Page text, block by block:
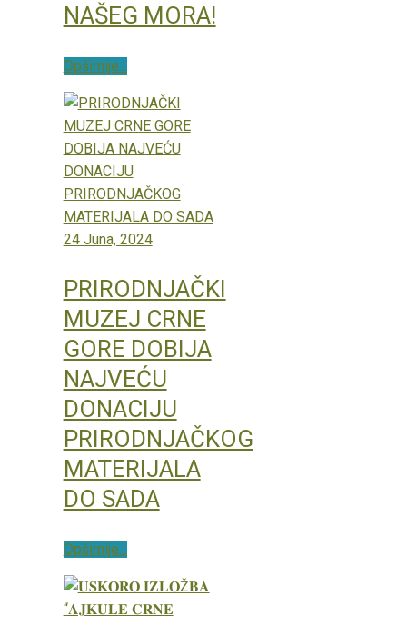
NAŠEG MORA!
Opširnije...
24 Juna, 2024
PRIRODNJAČKI
MUZEJ CRNE
GORE DOBIJA
NAJVEĆU
DONACIJU
PRIRODNJAČKOG
MATERIJALA
DO SADA
Opširnije...